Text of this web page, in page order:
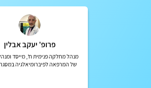
פרופ' יעקב אבלין
מנהל מחלקה פנימית ח', מייסד
של המרפאה לפיברומיאלגיה